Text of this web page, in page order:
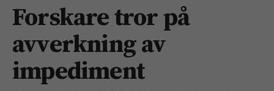
Forskare tror på
avverkning av
impediment